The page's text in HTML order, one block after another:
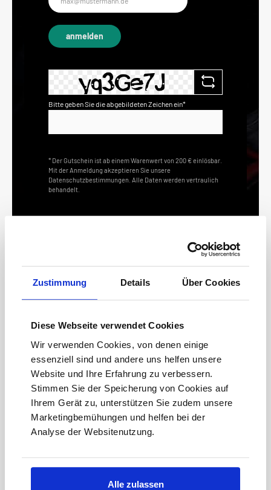
Zustimmung Details Über Cookies
Diese Webseite verwendet Cookies
Wir verwenden Cookies, von denen einige
essenziell sind und andere uns helfen unsere
Website und Ihre Erfahrung zu verbessern.
Stimmen Sie der Speicherung von Cookies auf
Ihrem Gerät zu, unterstützen Sie zudem unsere
Marketingbemühungen und helfen bei der
Analyse der Websitenutzung.
Alle zulassen
Mail-
anmelden
Bitte geben Sie die abgebildeten Zeichen ein*
* Der Gutschein ist ab einem Warenwert von 200 € einlösbar.
Mit der Anmeldung akzeptieren Sie unsere
Datenschutzbestimmungen. Alle Daten werden vertraulich
behandelt.
versenden wir umgehend
Versandkostenfrei ab 150 €
Bestellen Sie bequem Produkte von zuhause aus ab 150€
Versandkostenfrei
14 Tage Rückgaberecht
Nicht ganz zufrieden? Schicken Sie Ihren Artikel innerhalb von 14